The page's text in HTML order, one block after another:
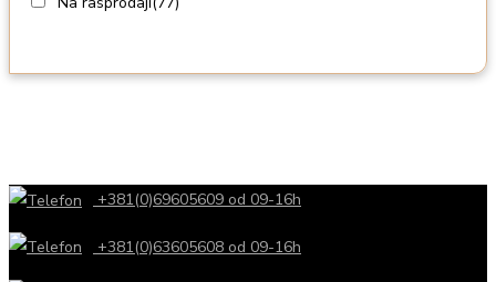
+381(0)69605609 od 09-16h
+381(0)63605608 od 09-16h